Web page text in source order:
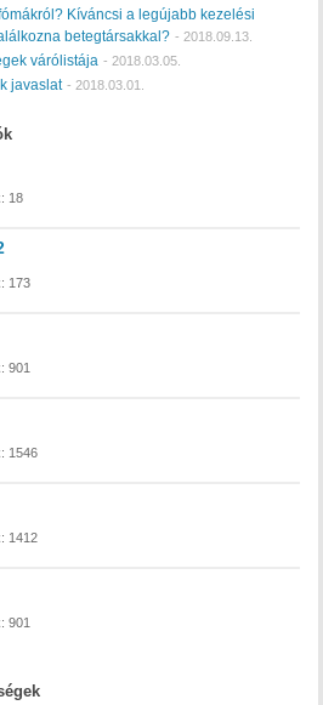
Kíváncsi a legújabb kezelési
betegtársakkal? - 2018.09.13.
várólistája - 2018.03.05.
javaslat - 2018.03.01.
18
173
901
1546
1412
901